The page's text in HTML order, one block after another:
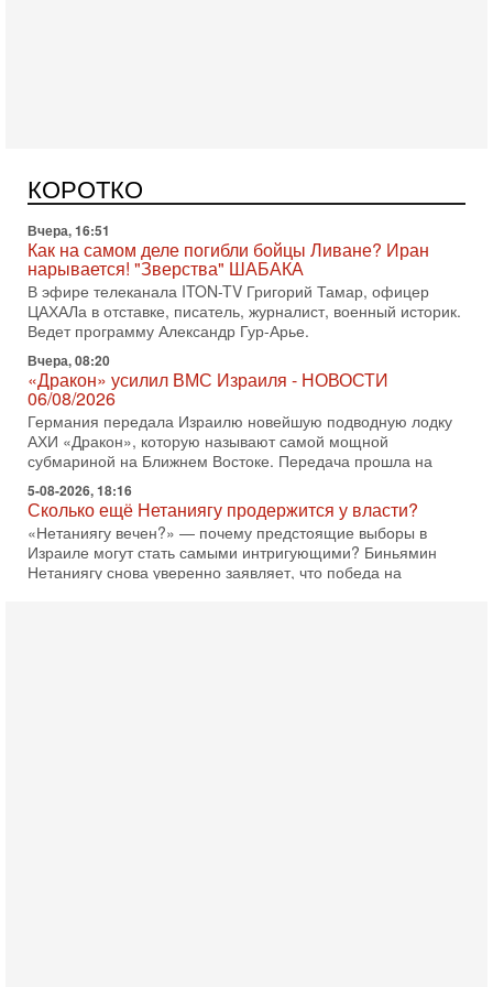
КОРОТКО
АХИ «Дракон» (Drakon), которая уже стала самой дорогой
субмариной в истории ЦАХАЛ. Но почему её
Вчера, 16:51
Как на самом деле погибли бойцы Ливане? Иран
нарывается! "Зверства" ШАБАКА
В эфире телеканала ITON-TV Григорий Тамар, офицер
ЦАХАЛа в отставке, писатель, журналист, военный историк.
Ведет программу Александр Гур-Арье.
Вчера, 08:20
«Дракон» усилил ВМС Израиля - НОВОСТИ
06/08/2026
Германия передала Израилю новейшую подводную лодку
АХИ «Дракон», которую называют самой мощной
субмариной на Ближнем Востоке. Передача прошла на
5-08-2026, 18:16
Сколько ещё Нетаниягу продержится у власти?
«Нетаниягу вечен?» — почему предстоящие выборы в
Израиле могут стать самыми интригующими? Биньямин
Нетаниягу снова уверенно заявляет, что победа на